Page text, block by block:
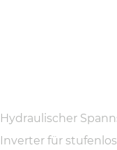
Hydraulischer
Inverter für